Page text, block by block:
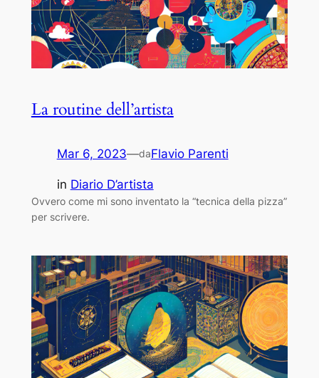
La routine dell’artista
Mar 6, 2023—daFlavio Parenti
in Diario D’artista
Ovvero come mi sono inventato la “tecnica della pizza”
per scrivere.